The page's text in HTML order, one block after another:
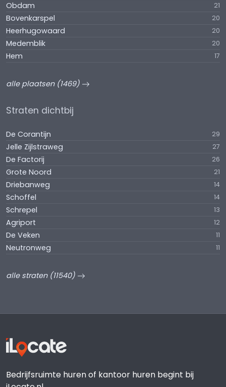
Obdam 21
Bovenkarspel 20
Heerhugowaard 20
Medemblik 20
Hem 17
alle plaatsen (1469)
Straten dichtbij
De Corantijn 29
Jelle Zijlstraweg 27
De Factorij 26
Grote Noord 21
Driebanweg 14
Schoffel 14
Schrepel 13
Agriport 12
De Veken 11
Neutronweg 11
alle straten (11540)
Bedrijfsruimte huren of kantoor huren begint bij